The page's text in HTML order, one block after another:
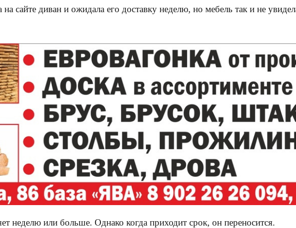
сайте диван и ожидала его доставку неделю, но мебель так и не
неделю или больше. Однако когда приходит срок, он переносится.